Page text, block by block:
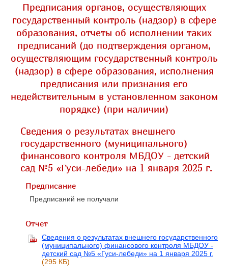
Предписания органов, осуществляющих
государственный контроль (надзор) в сфере
образования, отчеты об исполнении таких
предписаний (до подтверждения органом,
осуществляющим государственный контроль
(надзор) в сфере образования, исполнения
предписания или признания его
недействительным в установленном законом
порядке) (при наличии)
Сведения о результатах внешнего
государственного (муниципального)
финансового контроля МБДОУ - детский
сад №5 «Гуси-лебеди» на 1 января 2025 г.
Предписание
Предписаний не получали
Отчет
Сведения о результатах внешнего государственного
(муниципального) финансового контроля МБДОУ -
детский сад №5 «Гуси-лебеди» на 1 января 2025 г.
(295 КБ)